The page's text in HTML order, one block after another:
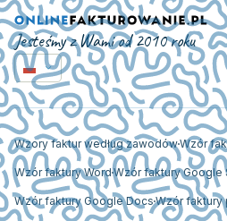
Jesteśmy z Wami od 2010 roku
Wzory faktur według zawodówWzór
Wzór faktury Word Wzór faktury Google
Wzór faktury Google Docs Wzór faktury